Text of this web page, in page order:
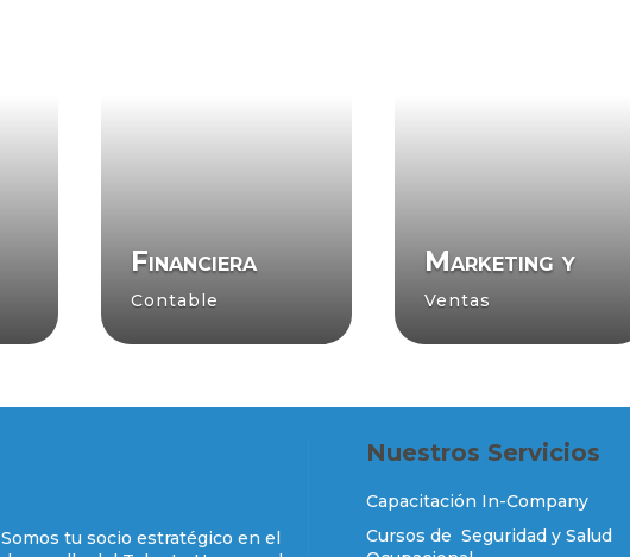
Financiera
Contable
Marketing y
Ventas
Somos tu socio estratégico en el
Nuestros Servicios
Capacitación In-Company
Cursos de Seguridad y Salud